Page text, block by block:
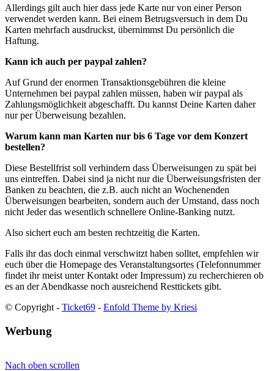
Allerdings gilt auch hier dass jede Karte nur von einer Person
verwendet werden kann. Bei einem Betrugsversuch in dem Du
Karten mehrfach ausdruckst, übernimmst Du persönlich die
Haftung.
Kann ich auch per paypal zahlen?
Auf Grund der enormen Transaktionsgebühren die kleine
Unternehmen bei paypal zahlen müssen, haben wir paypal als
Zahlungsmöglichkeit abgeschafft. Du kannst Deine Karten daher
nur per Überweisung bezahlen.
Warum kann man Karten nur bis 6 Tage vor dem Konzert
bestellen?
Diese Bestellfrist soll verhindern dass Überweisungen zu spät bei
uns eintreffen. Dabei sind ja nicht nur die Überweisungsfristen der
Banken zu beachten, die z.B. auch nicht an Wochenenden
Überweisungen bearbeiten, sondern auch der Umstand, dass noch
nicht Jeder das wesentlich schnellere Online-Banking nutzt.
Also sichert euch am besten rechtzeitig die Karten.
Falls ihr das doch einmal verschwitzt haben solltet, empfehlen wir
euch über die Homepage des Veranstaltungsortes (Telefonnummer
findet ihr meist unter Kontakt oder Impressum) zu recherchieren ob
es an der Abendkasse noch ausreichend Resttickets gibt.
© Copyright - Ticket69 - Enfold Theme by Kriesi
Werbung
Nach oben scrollen